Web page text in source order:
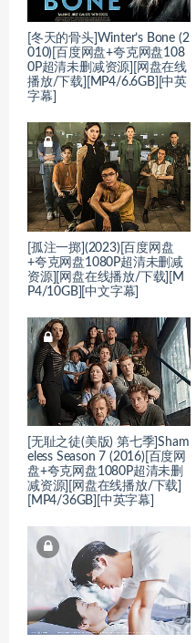
[冬天的骨头]Winter’s Bone (2
010)[百度网盘+夸克网盘108
0P超清未删减资源][网盘在线
播放/下载][MP4/6.6GB][中英
字幕]
[孤注一掷](2023)[百度网盘
+夸克网盘1080P超清未删减
资源][网盘在线播放/下载][M
P4/10GB][中文字幕]
[无耻之徒(美版) 第七季]Sham
eless Season 7 (2016)[百度网
盘+夸克网盘1080P超清未删
减资源][网盘在线播放/下载]
[MP4/36GB][中英字幕]